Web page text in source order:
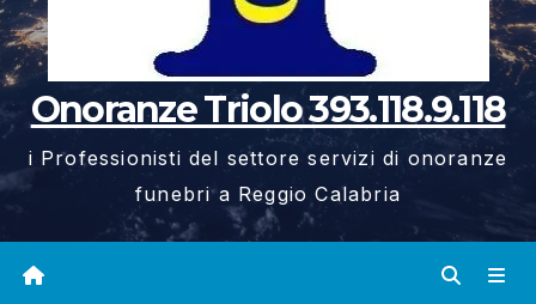
Onoranze Triolo 393.118.9.118
i Professionisti del settore servizi di onoranze
funebri a Reggio Calabria